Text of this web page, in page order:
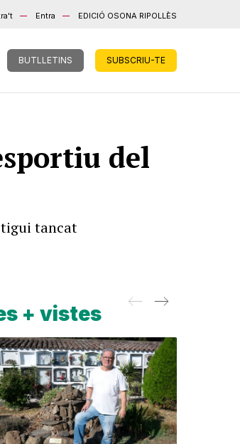
Entra EDICIÓ OSONA RIPOLLÈS
BUTLLETINS SUBSCRIU-TE
del
tancat
+ vistes